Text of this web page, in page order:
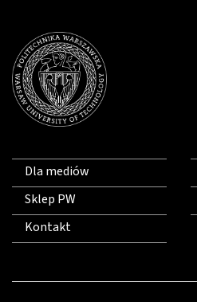
Dla mediów
Sklep PW
Kontakt